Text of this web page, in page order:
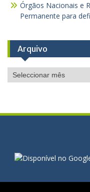
Órgãos Nacionais e
Permanente para
Arquivo
Arquivo